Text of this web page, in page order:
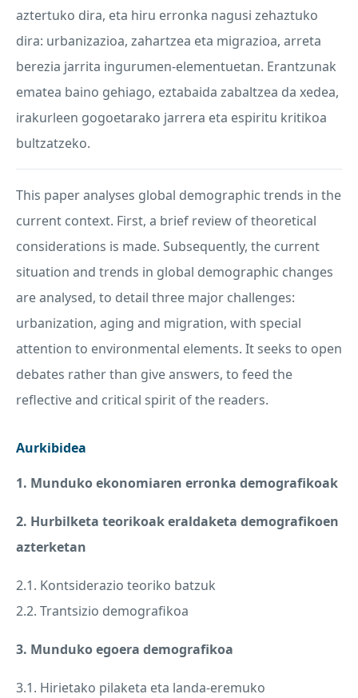
aztertuko dira, eta hiru erronka nagusi zehaztuko
dira: urbanizazioa, zahartzea eta migrazioa, arreta
berezia jarrita ingurumen-elementuetan. Erantzunak
ematea baino gehiago, eztabaida zabaltzea da xedea,
irakurleen gogoetarako jarrera eta espiritu kritikoa
bultzatzeko.
This paper analyses global demographic trends in the
current context. First, a brief review of theoretical
considerations is made. Subsequently, the current
situation and trends in global demographic changes
are analysed, to detail three major challenges:
urbanization, aging and migration, with special
attention to environmental elements. It seeks to open
debates rather than give answers, to feed the
reflective and critical spirit of the readers.
Aurkibidea
1. Munduko ekonomiaren erronka demografikoak
2. Hurbilketa teorikoak eraldaketa demografikoen
azterketan
2.1. Kontsiderazio teoriko batzuk
2.2. Trantsizio demografikoa
3. Munduko egoera demografikoa
3.1. Hirietako pilaketa eta landa-eremuko